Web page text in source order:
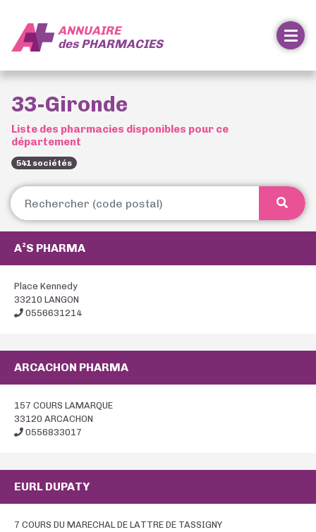
ANNUAIRE
desPHARMACIES
33-Gironde
Liste des pharmacies disponibles pour ce
département
541 sociétés
A²S PHARMA
Place Kennedy
33210 LANGON
0556631214
ARCACHON PHARMA
157 COURS LAMARQUE
33120 ARCACHON
0556833017
EURL DUPATY
7 COURS DU MARECHAL DE LATTRE DE TASSIGNY